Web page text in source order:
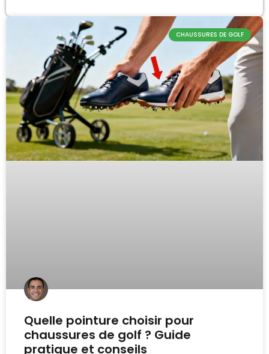
CHAUSSURES DE GOLF
Quelle pointure choisir pour
chaussures de golf ? Guide
pratique et conseils